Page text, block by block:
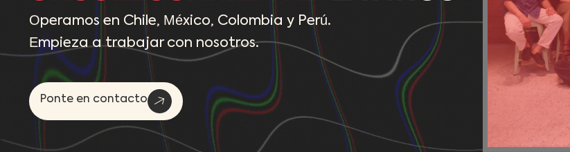
Operamos en Chile, México, Colombia y Perú.
Empieza a trabajar con nosotros.
Ponte en contacto